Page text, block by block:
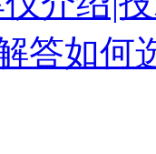
答如何